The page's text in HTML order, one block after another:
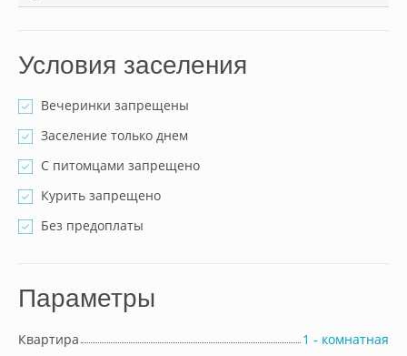
Условия заселения
Вечеринки запрещены
Заселение только днем
С питомцами запрещено
Курить запрещено
Без предоплаты
Параметры
Квартира
1 - комнатная